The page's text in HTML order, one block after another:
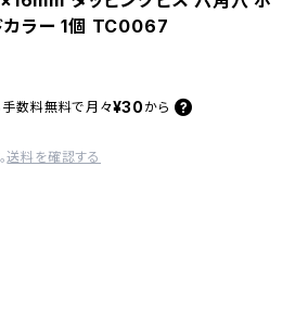
カラー 1個 TC0067
手数料無料で 月々¥30 から
送料を確認する